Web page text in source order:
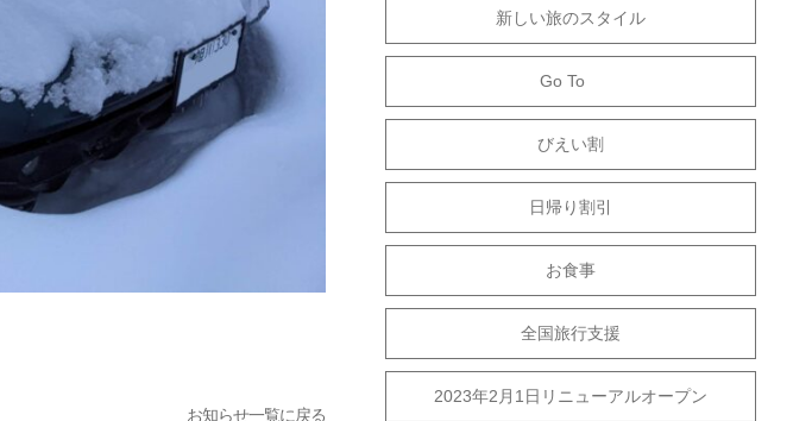
お知らせ一覧に戻る
新しい旅のスタイル
Go To
びえい割
日帰り割引
お食事
全国旅行支援
2023年2月1日リニューアルオープン